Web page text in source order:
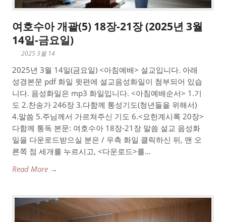
여호수아 개괄(5) 18장-21장 (2025년 3월
14일-금요일)
2025 3월 14
2025년 3월 14일(금요일) <아침예배> 설교입니다. 아래
성경본문 pdf 화일 윗편에 설교음성화일이 첨부되어 있습
니다. 음성화일은 mp3 화일입니다. <아침예배순서> 1.기
도 2.찬송가 246장 3.다함께 통성기도(청년들을 위해서)
4.말씀 5.주님께서 가르쳐주신 기도 6.<요한계시록 20장>
다함께 통독 본문: 여호수아 18장-21장 말씀 설교 음성화
일을 다운로드받으실 분은 / 우측 화일 클릭하신 뒤, 맨 오
른쪽 점 세개를 누르시고, <다운로드>를...
Read More →